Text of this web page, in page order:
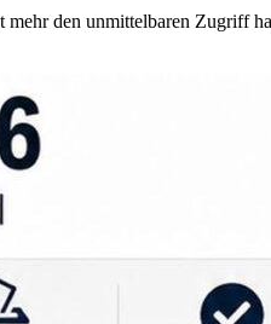
den unmittelbaren Zugriff